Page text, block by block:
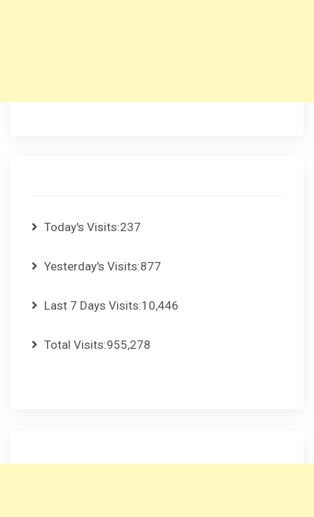
Today's Visits:237
Yesterday's Visits:877
Last 7 Days Visits:10,446
Total Visits:955,278